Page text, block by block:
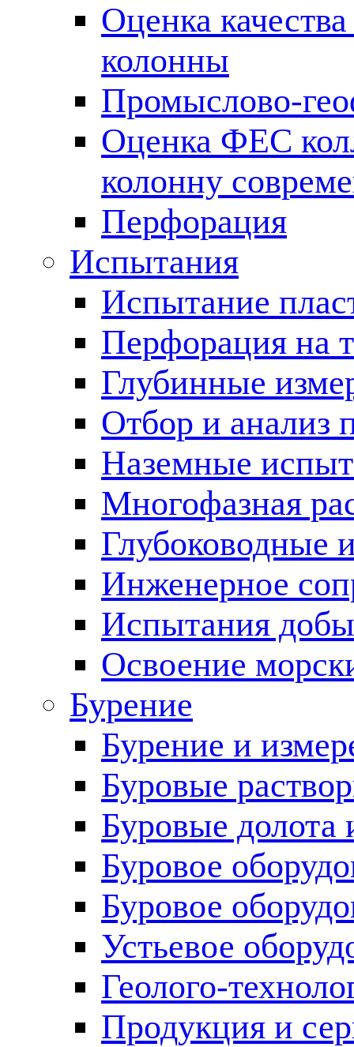
Оценка
колонны
Промыслово-
Оценка ФЕС
колонну
Перфорация
Испытания
Испытание
Перфорация на
Глубинные
Отбор и анализ
Наземные
Многофазная
Глубоководные
Инженерное
Испытания
Освоение
Бурение
Бурение и
Буровые
Буровые долота
Буровое
Буровое
Устьевое
Геолого-
Продукция и